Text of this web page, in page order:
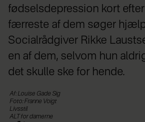
fødselsdepression kort
færreste af dem søger
Socialrådgiver Rikke
en af dem, selvom hun
det skulle ske for hende.
Af: Louise Gade Sig
Foto: Franne Voigt
Livsstil
ALT for damerne